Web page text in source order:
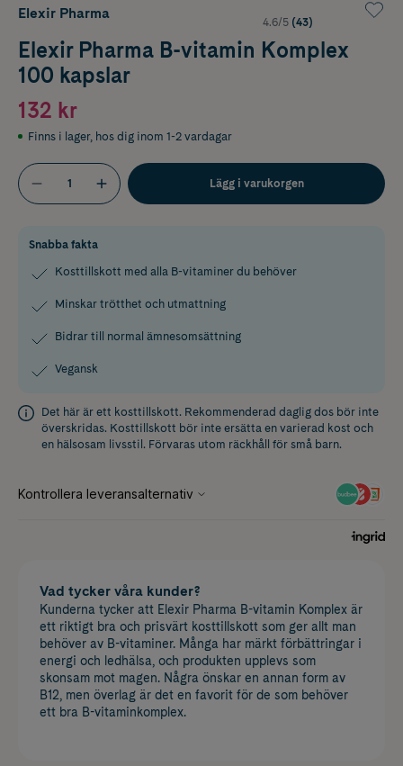
Elexir Pharma
4.6/5 (43)
Elexir Pharma B-vitamin Komplex
100 kapslar
132 kr
Finns i lager, hos dig inom 1-2 vardagar
Lägg i varukorgen
Snabba fakta
Kosttillskott med alla B-vitaminer du behöver
Minskar trötthet och utmattning
Bidrar till normal ämnesomsättning
Vegansk
Det här är ett kosttillskott. Rekommenderad daglig dos bör inte
överskridas. Kosttillskott bör inte ersätta en varierad kost och
en hälsosam livsstil. Förvaras utom räckhåll för små barn.
Vad tycker våra kunder?
Kunderna tycker att Elexir Pharma B-vitamin Komplex är
ett riktigt bra och prisvärt kosttillskott som ger allt man
behöver av B-vitaminer. Många har märkt förbättringar i
energi och ledhälsa, och produkten upplevs som
skonsam mot magen. Några önskar en annan form av
B12, men överlag är det en favorit för de som behöver
ett bra B-vitaminkomplex.